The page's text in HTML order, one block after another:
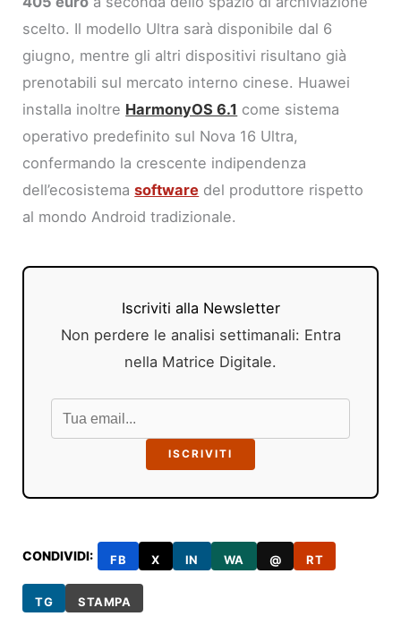
scelto. Il modello Ultra sarà disponibile dal 6
giugno, mentre gli altri dispositivi risultano già
prenotabili sul mercato interno cinese. Huawei
installa inoltre HarmonyOS 6.1 come sistema
operativo predefinito sul Nova 16 Ultra,
confermando la crescente indipendenza
dell’ecosistemasoftware del produttore rispetto
al mondo Android tradizionale.
Iscriviti alla Newsletter
Non perdere le analisi settimanali: Entra
nella Matrice Digitale.
ISCRIVITI
CONDIVIDI: FB X IN WA @ RT
TG STAMPA